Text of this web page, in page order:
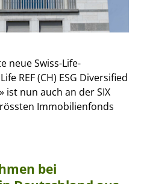
neue Swiss-Life-
REF (CH) ESG Diversified
ist nun auch an der SIX
Immobilienfonds
bei